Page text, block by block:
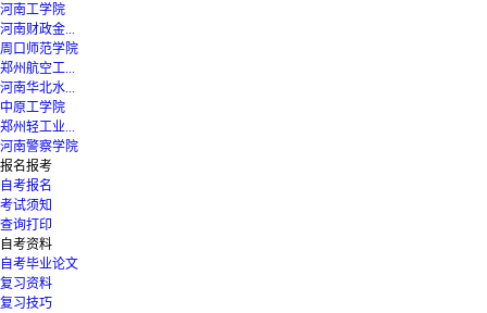
河南工学院
河南财政金...
周口师范学院
郑州航空工...
河南华北水...
中原工学院
郑州轻工业...
河南警察学院
报名报考
自考报名
考试须知
查询打印
自考资料
自考毕业论文
复习资料
复习技巧